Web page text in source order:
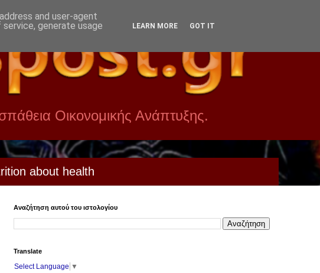
Οικονομικής Ανάπτυξης.
about health
Αναζήτηση αυτού του ιστολογίου
Translate
Select Language ▼
and user-agent
generate usage
LEARN MORE GOT IT